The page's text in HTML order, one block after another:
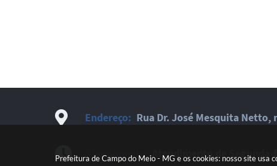
Prefeitura de Campo do Meio - MG e os cookies: nosso site usa
Endereço: Rua Dr. José Mesquita Netto,
Atendimento: Atendimento de